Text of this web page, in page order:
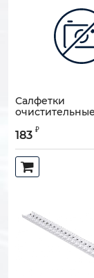
Салфетки
для очистки
ССД премиум
Артикул: 120803-
183 ₽